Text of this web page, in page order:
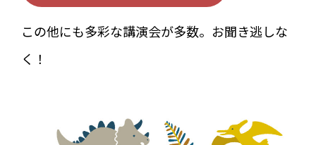
この他にも多彩な講演会が多数。お聞き逃しな
く！